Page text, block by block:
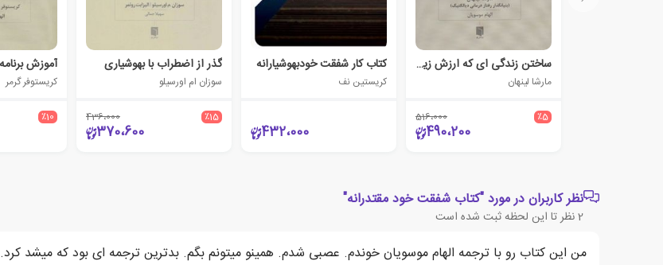
ساختن زندگی ای که ارزش زیستن دارد
مارشا لینهان
٪5 516،000
490،200
کتاب کار شفقت خودبهوشیارانه
کریستین نف
432،000
گذر از اضطراب با بهوشیاری
سوزان ام اورسیلو
٪15 436،000
370،600
کریستوفر گرمر
٪10
نظر کاربران در مورد "کتاب شفقت خود مقتدرانه"
2نظر تا این لحظه ثبت شده است
من این کتاب رو با ترجمه الهام موسویان خوندم. عصبی شدم. همینو میتونم بگم. بدترین ترجمه ای بود که میشد کرد.